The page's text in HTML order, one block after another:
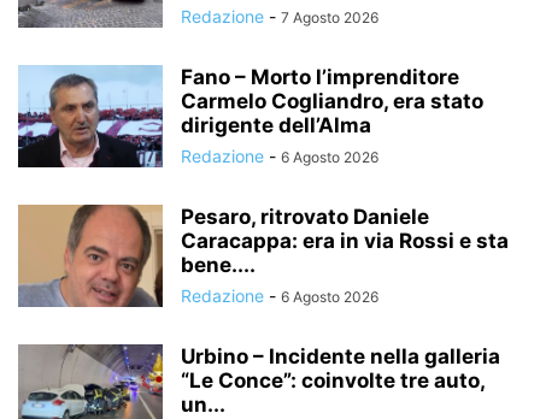
Redazione - 7 Agosto 2026
Fano – Morto l’imprenditore
Carmelo Cogliandro, era stato
dirigente dell’Alma
Redazione - 6 Agosto 2026
Pesaro, ritrovato Daniele
Caracappa: era in via Rossi e sta
bene....
Redazione - 6 Agosto 2026
Urbino – Incidente nella galleria
“Le Conce”: coinvolte tre auto,
un...